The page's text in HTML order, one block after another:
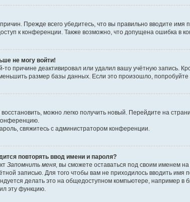
Прежде всего убедитесь, что вы правильно вводите
к конференции. Также возможно, что допущена ошибка в
не могу войти!
то причине деактивировал или удалил вашу учётную запись.
размер базы данных. Если это произошло, попробуйте
можно легко получить новый. Перейдите на
свяжитесь с администратором конференции.
повторять ввод имени и пароля?
Запомнить меня , вы сможете оставаться под своим именем
записью. Для того чтобы вам не приходилось вводить
делать это на общедоступном компьютере, например в
эту функцию.